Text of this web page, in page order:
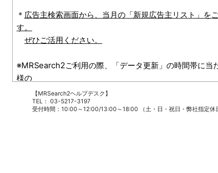
【MRSearch2ヘルプデスク】
TEL： 03-5217-3197
受付時間：10:00～12:00/13:00～18:00 （土・日・祝日・弊社指定休